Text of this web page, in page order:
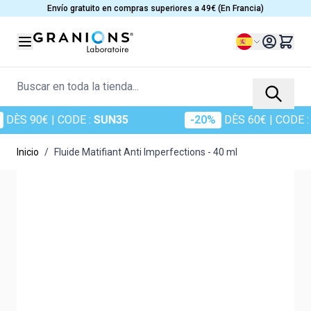
Ir al contenidoEnvío gratuito en compras superiores a 49€ (En Francia)
Lenguaje
Buscar en toda la tienda...
90€| CODE :SUN35 -20% DÈS 60€| CODE :
Inicio / Fluide Matifiant Anti Imperfections - 40 ml